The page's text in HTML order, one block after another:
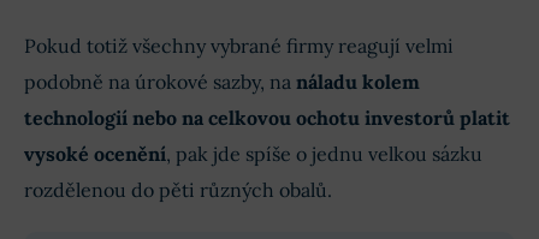
Pokud totiž všechny vybrané firmy reagují velmi
podobně na úrokové sazby, na náladu kolem
technologií nebo na celkovou ochotu investorů platit
vysoké ocenění, pak jde spíše o jednu velkou sázku
rozdělenou do pěti různých obalů.